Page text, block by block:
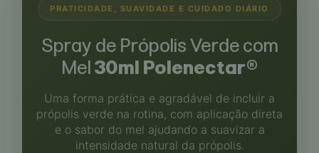
PRATICIDADE, SUAVIDADE E CUIDADO DIÁRIO
Spray de Própolis Verde com
Mel30ml Polenectar®
Uma forma prática e agradável de incluir a
própolis verde na rotina, com aplicação direta
e o sabor do mel ajudando a suavizar a
intensidade natural da própolis.